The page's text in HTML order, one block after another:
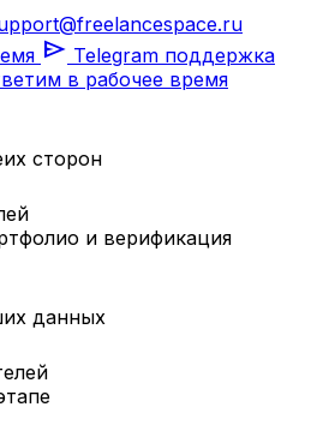
send Telegram поддержка
в рабочее время
сторон
и верификация
данных